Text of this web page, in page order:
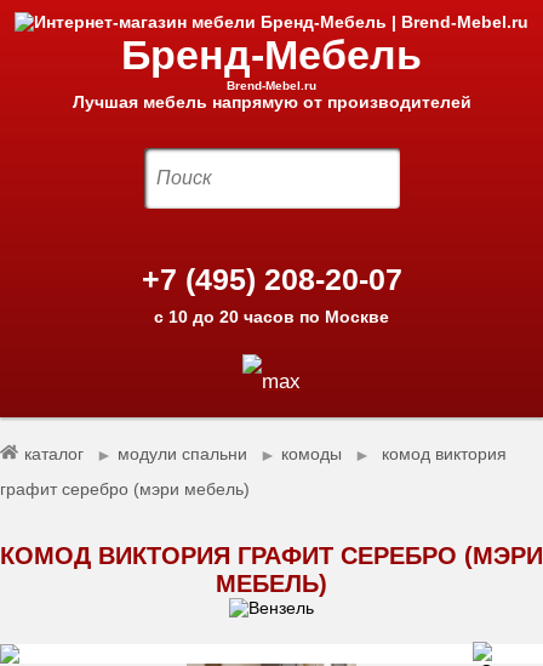
Бренд-Мебель
Brend-Mebel.ru
Лучшая мебель напрямую от производителей
+7 (495) 208-20-07
с 10 до 20 часов по Москве
каталог ► модули спальни ► комоды ►
комод виктория
графит серебро (мэри мебель)
КОМОД ВИКТОРИЯ ГРАФИТ СЕРЕБРО (МЭРИ
МЕБЕЛЬ)